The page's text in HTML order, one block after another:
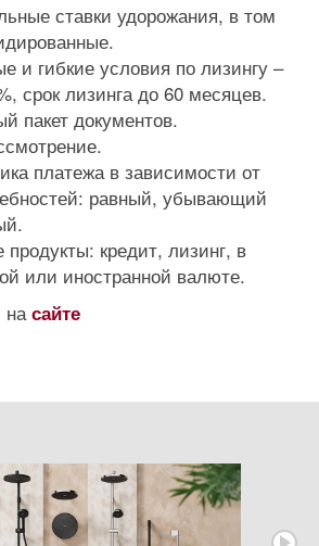
ставки удорожания, в том
и гибкие условия по лизингу –
срок лизинга до 60 месяцев.
пакет документов.
платежа в зависимости от
равный, убывающий
кредит, лизинг, в
или иностранной валюте.
насайте